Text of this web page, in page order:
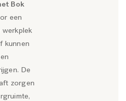
Bok
een
werkplek
kunnen
De
zorgen